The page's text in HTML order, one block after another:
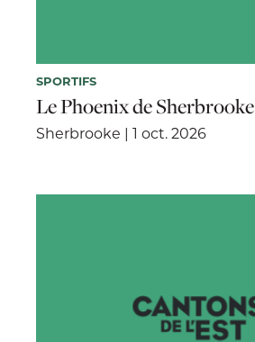
SPORTIFS
Le Phoenix de Sherbrooke
Sherbrooke | 1 oct. 2026